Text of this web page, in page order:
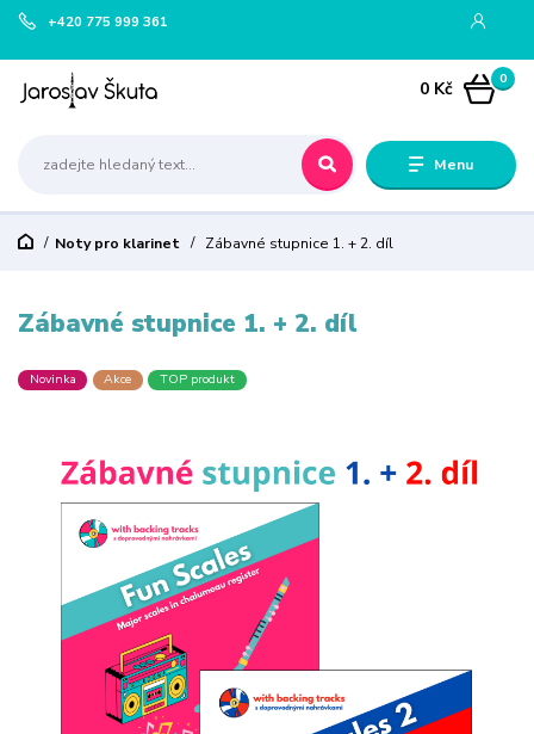
Menu
+420 775 999 361
0
0 Kč
Noty pro klarinet Zábavné stupnice 1. + 2. díl
Zábavné stupnice 1. + 2. díl
Novinka Akce TOP produkt